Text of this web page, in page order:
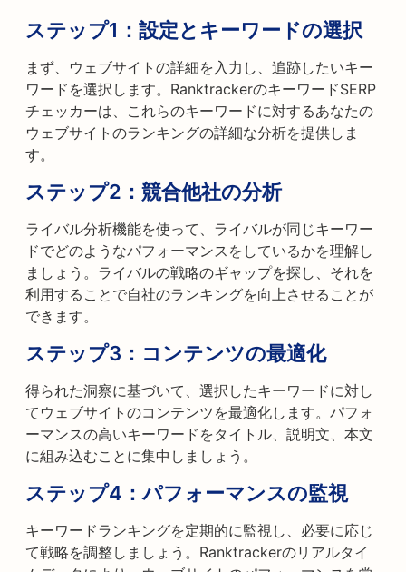
ステップ1： 設定とキーワードの選択
まず、ウェブサイトの詳細を入力し、追跡したいキー
ワードを選択します。RanktrackerのキーワードSERP
チェッカーは、これらのキーワードに対するあなたの
ウェブサイトのランキングの詳細な分析を提供しま
す。
ステップ2： 競合他社の分析
ライバル分析機能を使って、ライバルが同じキーワー
ドでどのようなパフォーマンスをしているかを理解し
ましょう。ライバルの戦略のギャップを探し、それを
利用することで自社のランキングを向上させることが
できます。
ステップ3： コンテンツの最適化
得られた洞察に基づいて、選択したキーワードに対し
てウェブサイトのコンテンツを最適化します。パフォ
ーマンスの高いキーワードをタイトル、説明文、本文
に組み込むことに集中しましょう。
ステップ4：パフォーマンスの監視
キーワードランキングを定期的に監視し、必要に応じ
て戦略を調整しましょう。Ranktrackerのリアルタイ